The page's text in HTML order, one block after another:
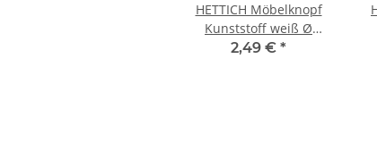
HETTICH Möbelknopf
Kunststoff weiß Ø
33mm
2,49 € *